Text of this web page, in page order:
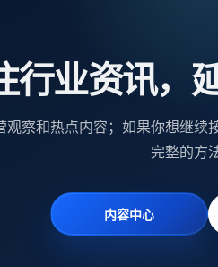
行业资讯，
察和热点内容；如果你想继
完整的方
内容中心